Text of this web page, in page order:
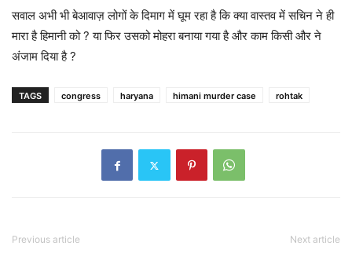
सवाल अभी भी बेआवाज़ लोगों के दिमाग में घूम रहा है कि क्या वास्तव में सचिन ने ही
मारा है हिमानी को ? या फिर उसको मोहरा बनाया गया है और काम किसी और ने
अंजाम दिया है ?
TAGS congress haryana himani murder case rohtak
Previous article Next article